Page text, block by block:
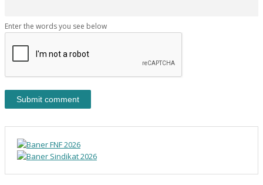
Enter the words you see below